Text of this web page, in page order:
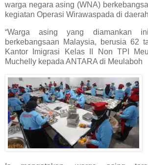
warga negara asing (WNA)
kegiatan Operasi Wirawaspada di
“Warga asing yang diamankan
berkebangsaan Malaysia, berusia 62
Kantor Imigrasi Kelas II Non TPI
Muchelly kepada ANTARA di Meulaboh